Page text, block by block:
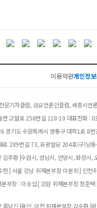
이용약관개인정
문기자클럽, 금요언론인클럽, 세종시언
면 고월로 258번길 118-10 대표전화 :
경기도 수원특례시 영통구 대학1로 8
로 289번길 73, 유광빌딩 204호(구)
주환 |수원시, 성남시, 안양시, 화성
| 서울 강남 취재본부장 이분희 | 인
부장 : 이승섭 | 강원 취재본부장 정준
남신 |용인, 이천 취재본부장 김수환